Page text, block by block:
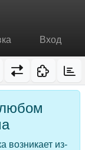
Вход
возникает из-